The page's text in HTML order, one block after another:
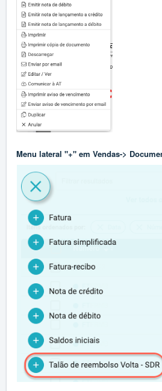
Menu lateral "+" em Vendas->